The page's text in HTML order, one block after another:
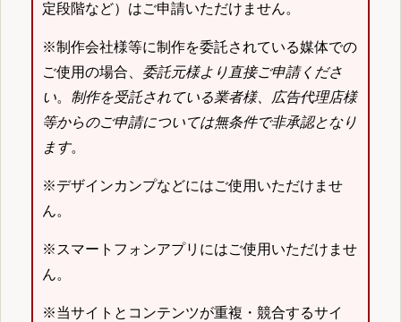
定段階など）はご申請いただけません。
※制作会社様等に制作を委託されている媒体での
ご使用の場合、 委託元様より直接ご申請くださ
い。 制作を受託されている業者様、広告代理店様
等からのご申請については無条件で非承認となり
ます。
※デザインカンプなどにはご使用いただけませ
ん。
※スマートフォンアプリにはご使用いただけませ
ん。
※当サイトとコンテンツが重複・競合するサイ